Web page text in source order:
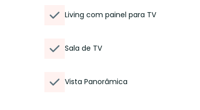
Living com painel para TV
Sala de TV
Vista Panorâmica